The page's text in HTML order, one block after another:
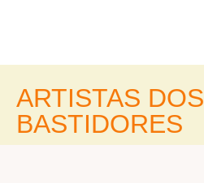
ARTISTAS DOS
BASTIDORES